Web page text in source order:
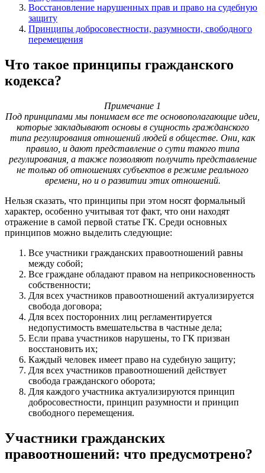
Восстановление нарушенных прав и право на судебную
защиту
Принципы добросовестности, разумности, свободного
перемещения
Что такое принципы гражданского
кодекса?
Примечание 1
Под принципами мы понимаем все те основополагающие идеи,
которые закладывают основы в сущность гражданского
типа регулирования отношений людей в обществе. Они, как
правило, и дают представление о сути такого типа
регулирования, а также позволяют получить представление
не только об отношениях субъектов в режиме реального
времени, но и о развитии этих отношений.
Нельзя сказать, что принципы при этом носят формальный
характер, особенно учитывая тот факт, что они находят
отражение в самой первой статье ГК. Среди основных
принципов можно выделить следующие:
Все участники гражданских правоотношений равны
между собой;
Все граждане обладают правом на неприкосновенность
собственности;
Для всех участников правоотношений актуализируется
свобода договора;
Для всех посторонних лиц регламентируется
недопустимость вмешательства в частные дела;
Если права участников нарушены, то ГК призван
восстановить их;
Каждый человек имеет право на судебную защиту;
Для всех участников правоотношений действует
свобода гражданского оборота;
Для каждого участника актуализируются принцип
добросовестности, принцип разумности и принцип
свободного перемещения.
Участники гражданских
правоотношений: что предусмотрено?